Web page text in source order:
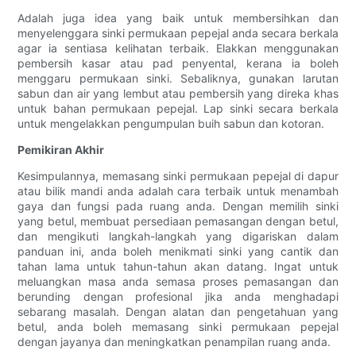
Adalah juga idea yang baik untuk membersihkan dan
menyelenggara sinki permukaan pepejal anda secara berkala
agar ia sentiasa kelihatan terbaik. Elakkan menggunakan
pembersih kasar atau pad penyental, kerana ia boleh
menggaru permukaan sinki. Sebaliknya, gunakan larutan
sabun dan air yang lembut atau pembersih yang direka khas
untuk bahan permukaan pepejal. Lap sinki secara berkala
untuk mengelakkan pengumpulan buih sabun dan kotoran.
Pemikiran Akhir
Kesimpulannya, memasang sinki permukaan pepejal di dapur
atau bilik mandi anda adalah cara terbaik untuk menambah
gaya dan fungsi pada ruang anda. Dengan memilih sinki
yang betul, membuat persediaan pemasangan dengan betul,
dan mengikuti langkah-langkah yang digariskan dalam
panduan ini, anda boleh menikmati sinki yang cantik dan
tahan lama untuk tahun-tahun akan datang. Ingat untuk
meluangkan masa anda semasa proses pemasangan dan
berunding dengan profesional jika anda menghadapi
sebarang masalah. Dengan alatan dan pengetahuan yang
betul, anda boleh memasang sinki permukaan pepejal
dengan jayanya dan meningkatkan penampilan ruang anda.